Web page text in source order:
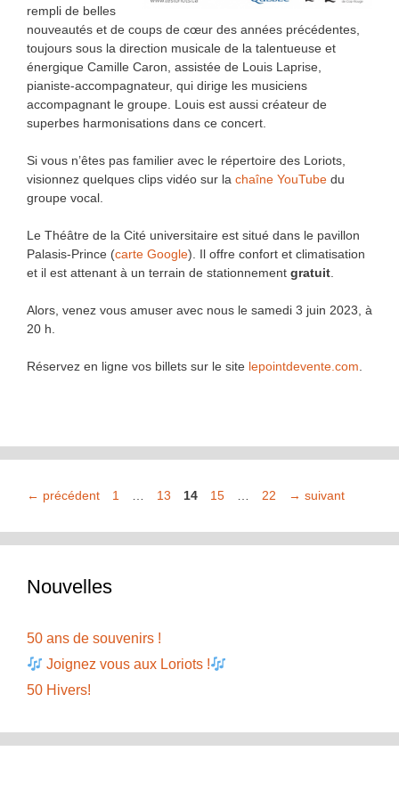
rempli de belles
nouveautés et de coups de cœur des années précédentes,
toujours sous la direction musicale de la talentueuse et
énergique Camille Caron, assistée de Louis Laprise,
pianiste-accompagnateur, qui dirige les musiciens
accompagnant le groupe. Louis est aussi créateur de
superbes harmonisations dans ce concert.
Si vous n’êtes pas familier avec le répertoire des Loriots,
visionnez quelques clips vidéo sur la chaîne YouTube du
groupe vocal.
Le Théâtre de la Cité universitaire est situé dans le pavillon
Palasis-Prince (carte Google). Il offre confort et climatisation
et il est attenant à un terrain de stationnement gratuit
Alors, venez vous amuser avec nous le samedi 3 juin 2023, à
20 h.
Réservez en ligne vos billets sur le site lepointdevente.com
← précédent Page
1 Page
13 Page
14 Page
15 Page
22 → suivant
Nouvelles
50 ans de souvenirs !
Joignez vous aux Loriots !
50 Hivers!